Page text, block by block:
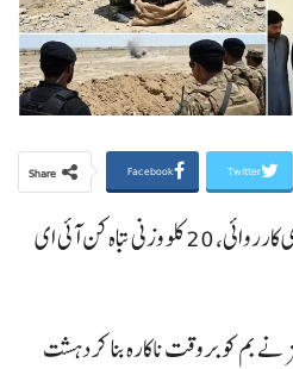
Share Facebook Twitter
تربت میں سیکیورٹی فورسز کی بڑی کارروائی، 20 کلو وزنی تباہ کن آئی ای
بم کو بروقت ناکارہ بنا کر دہشت